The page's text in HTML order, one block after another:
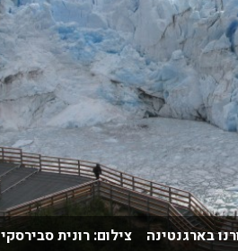
בארגנטינה צילום: רונית סבירסקי